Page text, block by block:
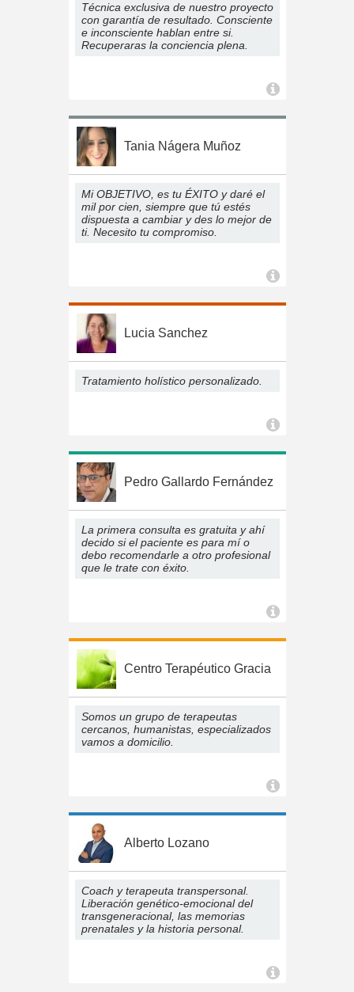
Técnica exclusiva de nuestro proyecto
con garantía de resultado. Consciente
e inconsciente hablan entre si.
Recuperaras la conciencia plena.
Tania Nágera Muñoz
Mi OBJETIVO, es tu ÉXITO y daré el
mil por cien, siempre que tú estés
dispuesta a cambiar y des lo mejor de
ti. Necesito tu compromiso.
Lucia Sanchez
Tratamiento holístico personalizado.
Pedro Gallardo Fernández
La primera consulta es gratuita y ahí
decido si el paciente es para mí o
debo recomendarle a otro profesional
que le trate con éxito.
Centro Terapéutico Gracia
Somos un grupo de terapeutas
cercanos, humanistas, especializados
vamos a domicilio.
Alberto Lozano
Coach y terapeuta transpersonal.
Liberación genético-emocional del
transgeneracional, las memorias
prenatales y la historia personal.